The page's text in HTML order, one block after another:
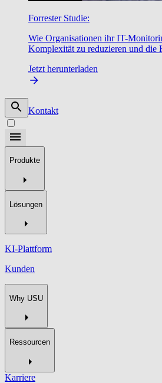
Forrester Studie:
Wie Organisationen ihr IT-
Komplexität zu reduzieren und die
Jetzt herunterladen
Kontakt
Produkte
Lösungen
KI-Plattform
Kunden
Why USU
Ressourcen
Karriere